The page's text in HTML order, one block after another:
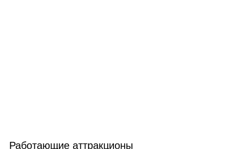
Работающие аттракционы